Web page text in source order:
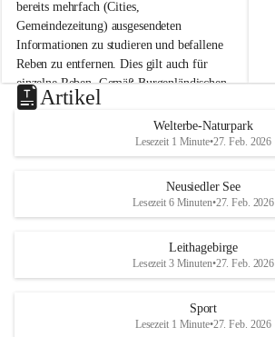
n
a
m
N
e
u
s
d
S
bereits mehrfach (Cities,
Gemeindezeitung) ausgesendeten
Informationen zu studieren und befallene
Reben zu entfernen. Dies gilt auch für
einzelne Reben. Gemäß Burgenländischen
Weinbaugesetz sind nicht gepflegte oder
unzulässige Weingärten zu roden! Bitte
helfen wir zusammen um unsere Winzer
vor den prognostizierten Ernteausfällen
und den daraus folgenden wirtschaftlichen
Maßnahmen zur Bekämpfung
Rebe und der Amerikanischen
u
e
d
r
S
Artikel
Welterbe-Naturpark
Lesezeit 1 Minute•27. Feb. 2026
Neusiedler See
Lesezeit 6 Minuten•27. Feb. 2026
Leithagebirge
Lesezeit 3 Minuten•27. Feb. 2026
Sport
Lesezeit 1 Minute•27. Feb. 2026